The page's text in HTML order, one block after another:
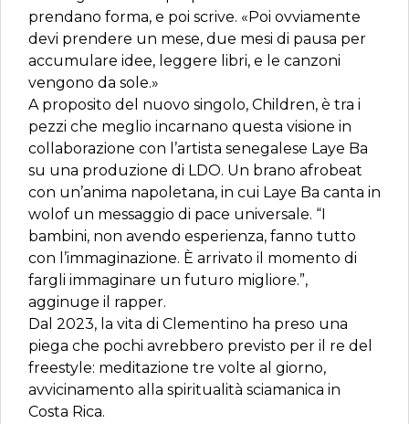
prendano forma, e poi scrive. «Poi ovviamente
devi prendere un mese, due mesi di pausa per
accumulare idee, leggere libri, e le canzoni
vengono da sole.»
A proposito del nuovo singolo, Children, è tra i
pezzi che meglio incarnano questa visione in
collaborazione con l’artista senegalese Laye Ba
su una produzione di LDO. Un brano afrobeat
con un’anima napoletana, in cui Laye Ba canta in
wolof un messaggio di pace universale. “I
bambini, non avendo esperienza, fanno tutto
con l’immaginazione. È arrivato il momento di
fargli immaginare un futuro migliore.”,
agginuge il rapper.
Dal 2023, la vita di Clementino ha preso una
piega che pochi avrebbero previsto per il re del
freestyle: meditazione tre volte al giorno,
avvicinamento alla spiritualità sciamanica in
Costa Rica.